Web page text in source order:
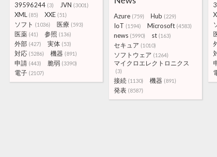
39596244 (3) JVN (3001)
XML (85) XXE (51)
ソフト (1036) 医療 (593)
医薬 (41) 参照 (136)
外部 (427) 実体 (53)
対応 (5286) 機器 (891)
申請 (443) 脆弱 (3390)
電子 (2107)
Azure (759) Hub (229)
IoT (1594) Microsoft (4583)
news (5990) st (163)
セキュア (1010)
ソフトウェア (1264)
マイクロエレクトロニクス
(3)
接続 (1130) 機器 (891)
発表 (8587)